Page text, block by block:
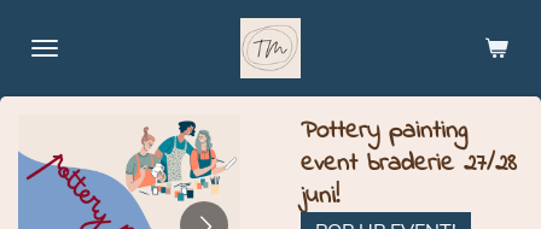
direct
hoofdinhoud
Pottery painting
event braderie 27/28
juni!